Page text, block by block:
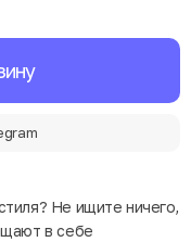
Не ищите ничего,
в себе